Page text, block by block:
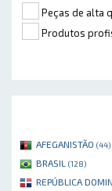
Peças de alta
Produtos
AFEGANISTÃO (44)
BRASIL (128)
REPÚBLICA